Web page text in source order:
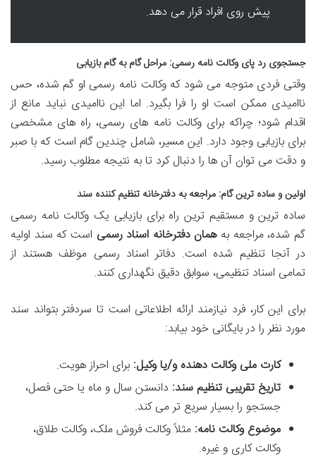
پیش روی افراد قرار می دهد.
جستجوی رد پای وکالت نامه رسمی: مراحل گام به گام بازیابی
وقتی فردی متوجه می شود که وکالت نامه رسمی او گم شده، حس
ناامیدی ممکن است او را فرا بگیرد. اما این ناامیدی نباید مانع از
اقدام شود؛ چراکه برای وکالت نامه های رسمی، راه های مشخصی
برای بازیابی وجود دارد. این مسیر، شامل چندین گام است که با صبر
و دقت می توان آن ها را دنبال کرد تا به نتیجه مطلوب رسید.
اولین و ساده ترین گام: مراجعه به دفترخانه تنظیم کننده سند
ساده ترین و مستقیم ترین راه برای بازیابی یک وکالت نامه رسمی
گم شده، مراجعه بههمان دفترخانه اسناد رسمی است که سند اولیه
در آنجا تنظیم شده است. دفاتر اسناد رسمی موظف هستند از
تمامی اسناد تنظیمی، سوابق دقیق نگهداری کنند.
برای این کار، فرد نیازمند ارائه اطلاعاتی است تا سردفتر بتواند سند
مورد نظر را در بایگانی خود بیابد:
کارت ملی وکالت دهنده و/یا وکیل: برای احراز هویت.
تاریخ تقریبی تنظیم سند: دانستن سال و ماه یا حتی فصل،
جستجو را بسیار سریع تر می کند.
موضوع وکالت نامه: مثلاً وکالت فروش ملک، وکالت طلاق،
وکالت کاری و غیره.